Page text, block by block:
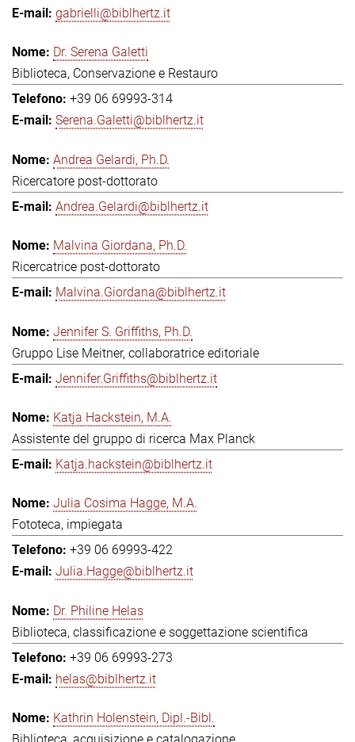
gabrielli@biblhertz.it
Dr. Serena Galetti
Biblioteca, Conservazione e Restauro
+39 06 69993-314
Serena.Galetti@biblhertz.it
Andrea Gelardi, Ph.D.
Ricercatore post-dottorato
Andrea.Gelardi@biblhertz.it
Malvina Giordana, Ph.D.
Ricercatrice post-dottorato
Malvina.Giordana@biblhertz.it
Jennifer S. Griffiths, Ph.D.
Gruppo Lise Meitner, collaboratrice editoriale
Jennifer.Griffiths@biblhertz.it
Katja Hackstein, M.A.
Assistente del gruppo di ricerca Max Planck
Katja.hackstein@biblhertz.it
Julia Cosima Hagge, M.A.
Fototeca, impiegata
+39 06 69993-422
Julia.Hagge@biblhertz.it
Dr. Philine Helas
Biblioteca, classificazione e soggettazione scientifica
+39 06 69993-273
helas@biblhertz.it
Kathrin Holenstein, Dipl.-Bibl.